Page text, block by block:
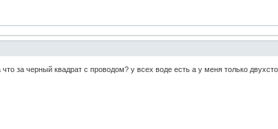
за черный квадрат с проводом? у всех воде есть а у меня только